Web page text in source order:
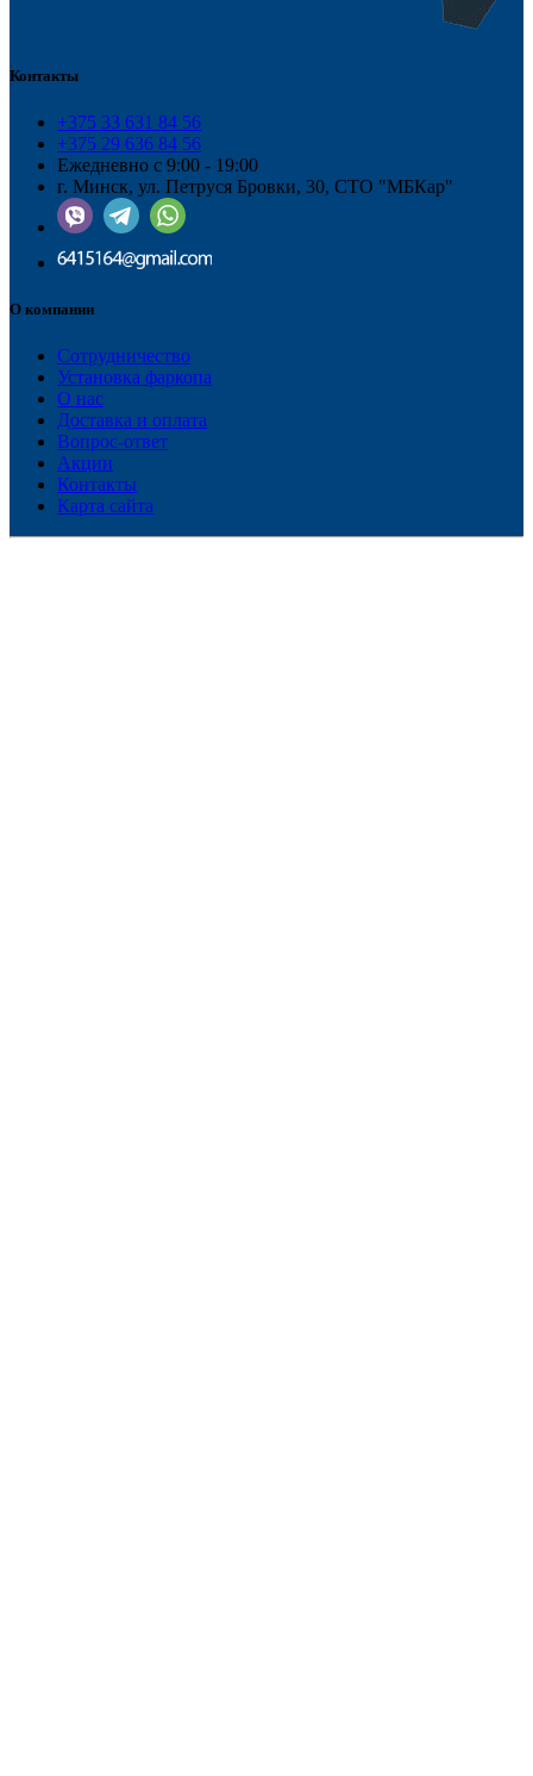
Контакты
+375 33 631 84 56
+375 29 636 84 56
Ежедневно с 9:00 - 19:00
г. Минск, ул. Петруся Бровки, 30, СТО "МБКар"
О компании
Сотрудничество
Установка фаркопа
О нас
Доставка и оплата
Вопрос-ответ
Акции
Контакты
Карта сайта